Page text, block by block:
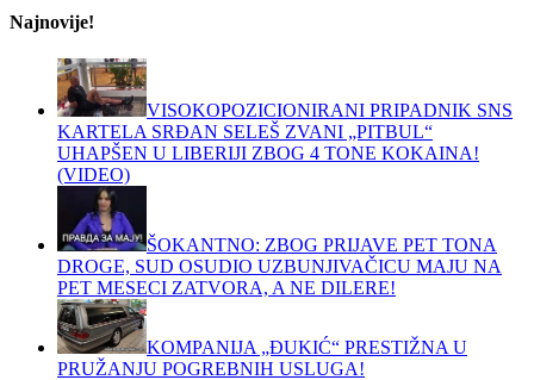
Najnovije!
VISOKOPOZICIONIRANI PRIPADNIK SNS
KARTELA SRĐAN SELEŠ ZVANI „PITBUL“
UHAPŠEN U LIBERIJI ZBOG 4 TONE KOKAINA!
(VIDEO)
ŠOKANTNO: ZBOG PRIJAVE PET TONA
DROGE, SUD OSUDIO UZBUNJIVAČICU MAJU NA
PET MESECI ZATVORA, A NE DILERE!
KOMPANIJA „ĐUKIĆ“ PRESTIŽNA U
PRUŽANJU POGREBNIH USLUGA!